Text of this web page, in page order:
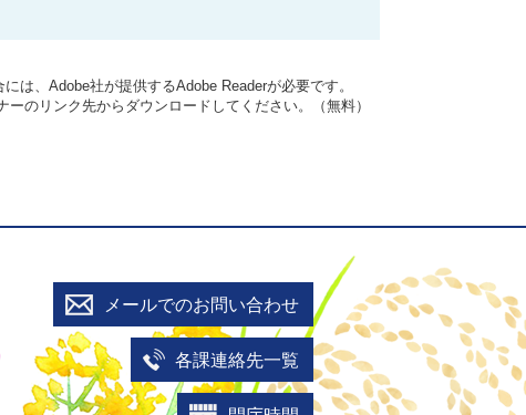
は、Adobe社が提供するAdobe Readerが必要です。
のリンク先からダウンロードしてください。（無料）
メールでのお問い合わせ
各課連絡先一覧